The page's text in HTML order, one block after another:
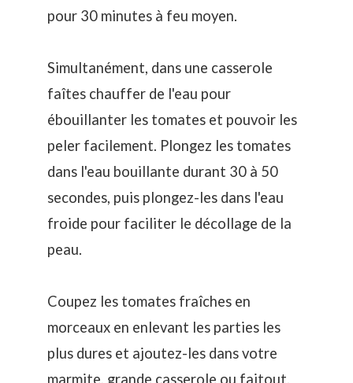
pour 30 minutes à feu moyen.
Simultanément, dans une casserole
faîtes chauffer de l'eau pour
ébouillanter les tomates et pouvoir les
peler facilement. Plongez les tomates
dans l'eau bouillante durant 30 à 50
secondes, puis plongez-les dans l'eau
froide pour faciliter le décollage de la
peau.
Coupez les tomates fraîches en
morceaux en enlevant les parties les
plus dures et ajoutez-les dans votre
marmite, grande casserole ou faitout.